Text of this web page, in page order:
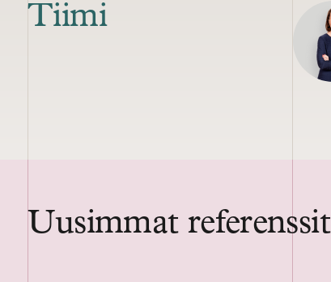
Tiimi
Uusimmat referenssit